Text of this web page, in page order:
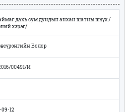
дахь сум дундын анхан шатны шүүх /
хэрэг/
Болор
00491/И
09-12